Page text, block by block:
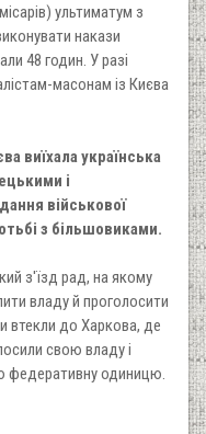
ультиматум з
накази
48 годин. У разі
масонам із Києва
виїхала українська
і
військової
з більшовиками.
з'їзд рад, на якому
владу й проголосити
втекли до Харкова, де
свою владу і
федеративну одиницю.